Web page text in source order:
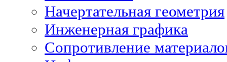
Начертательная геометрия
Инженерная графика
Сопротивление